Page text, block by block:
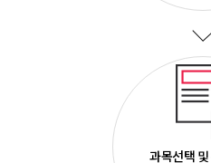
과목선택